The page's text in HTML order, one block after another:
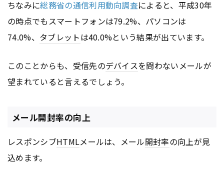
ちなみに総務省の通信利用動向調査によると、平成30年
の時点でもスマートフォンは79.2%、パソコンは
74.0%、 タブレットは40.0%という結果が出ています。
このことからも、受信先のデバイスを問わないメールが
望まれていると言えるでしょう。
メール開封率の向上
レスポンシブHTMLメールは、メール開封率の向上が見
込めます。